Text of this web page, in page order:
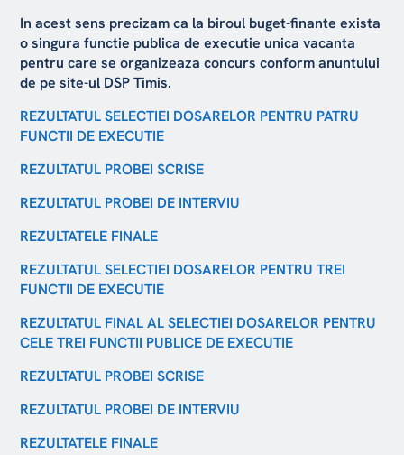
In acest sens precizam ca la biroul buget-finante exista
o singura functie publica de executie unica vacanta
pentru care se organizeaza concurs conform anuntului
de pe site-ul DSP Timis.
REZULTATUL SELECTIEI DOSARELOR PENTRU PATRU
FUNCTII DE EXECUTIE
REZULTATUL PROBEI SCRISE
REZULTATUL PROBEI DE INTERVIU
REZULTATELE FINALE
REZULTATUL SELECTIEI DOSARELOR PENTRU TREI
FUNCTII DE EXECUTIE
REZULTATUL FINAL AL SELECTIEI DOSARELOR PENTRU
CELE TREI FUNCTII PUBLICE DE EXECUTIE
REZULTATUL PROBEI SCRISE
REZULTATUL PROBEI DE INTERVIU
REZULTATELE FINALE